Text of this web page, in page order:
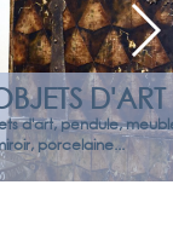
D'ART
meuble d'époque